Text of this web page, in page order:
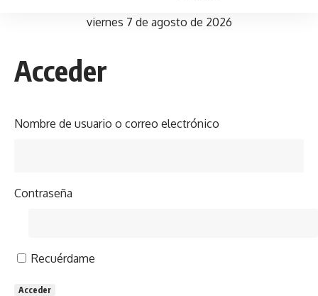
viernes 7 de agosto de 2026
Acceder
Nombre de usuario o correo electrónico
Contraseña
Recuérdame
Acceder